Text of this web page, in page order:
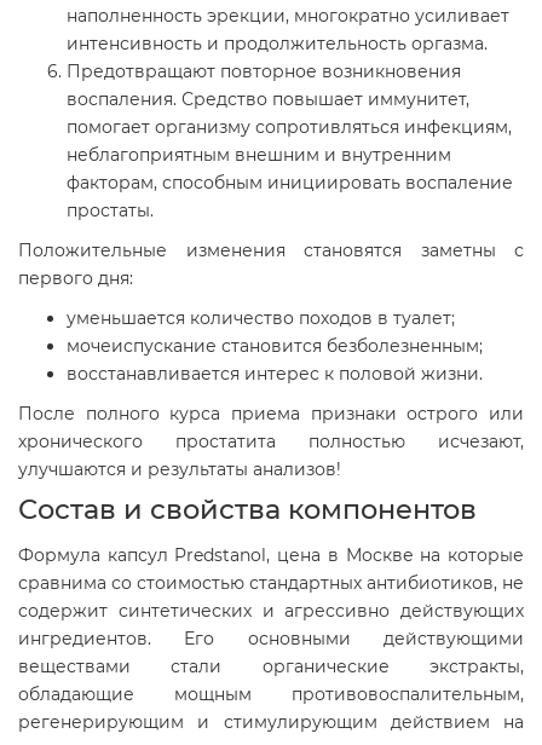
наполненность эрекции, многократно усиливает
интенсивность и продолжительность оргазма.
Предотвращают повторное возникновения
воспаления. Средство повышает иммунитет,
помогает организму сопротивляться инфекциям,
неблагоприятным внешним и внутренним
факторам, способным инициировать воспаление
простаты.
Положительные изменения становятся заметны с
первого дня:
уменьшается количество походов в туалет;
мочеиспускание становится безболезненным;
восстанавливается интерес к половой жизни.
После полного курса приема признаки острого или
хронического простатита полностью исчезают,
улучшаются и результаты анализов!
Состав и свойства компонентов
Формула капсул Predstanol, цена в Москве на которые
сравнима со стоимостью стандартных антибиотиков, не
содержит синтетических и агрессивно действующих
ингредиентов. Его основными действующими
веществами стали органические экстракты,
обладающие мощным противовоспалительным,
регенерирующим и стимулирующим действием на